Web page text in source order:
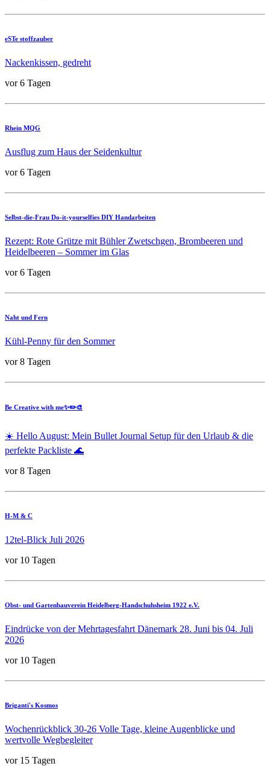
eSTe stoffzauber
Nackenkissen, gedreht
vor 6 Tagen
Rhein MQG
Ausflug zum Haus der Seidenkultur
vor 6 Tagen
Selbst-die-Frau Do-it-yourselfies DIY Handarbeiten
Rezept: Rote Grütze mit Bühler Zwetschgen, Brombeeren und
Heidelbeeren – Sommer im Glas
vor 6 Tagen
Naht und Fern
Kühl-Penny für den Sommer
vor 8 Tagen
Be Creative with me✨✏️🎨
☀️ Hello August: Mein Bullet Journal Setup für den Urlaub & die
perfekte Packliste 🌊
vor 8 Tagen
H-M & C
12tel-Blick Juli 2026
vor 10 Tagen
Obst- und Gartenbauverein Heidelberg-Handschuhsheim 1922 e.V.
Eindrücke von der Mehrtagesfahrt Dänemark 28. Juni bis 04. Juli
2026
vor 10 Tagen
Briganti's Kosmos
Wochenrückblick 30-26 Volle Tage, kleine Augenblicke und
wertvolle Wegbegleiter
vor 15 Tagen